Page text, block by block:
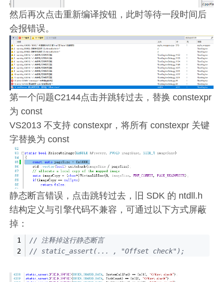
然后再次点击重新编译按钮，此时等待一段时间后
会报错误。
第一个问题C2144点击并跳转过去，替换 constexpr
为 const
VS2013 不支持 constexpr，将所有 constexpr 关键
字替换为 const
静态断言错误，点击跳转过去，旧 SDK 的 ntdll.h
结构定义与引擎代码不兼容，可通过以下方式屏蔽
掉：
// 注释掉这行静态断言
// static_assert(... , "Offset check" );